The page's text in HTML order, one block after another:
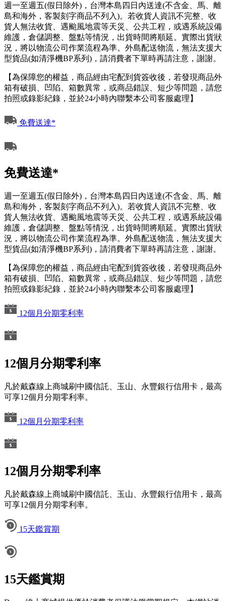
週一至週五(假日除外)，台灣本島四日內送達(不含金、馬、離
島和海外，客製刻字商品不列入)。若收貨人資訊不完整、收
貨人無法收貨、遇颱風地震等天災、公共工程，或遇系統設備
維護，倉儲調整、盤點等情況，出貨時間將順延。實際出貨狀
況，將以物流公司作業流程為準。外島配送物流，無法支援大
型貨品(如清淨機BP系列)，請消費者下單時再請注意，謝謝。
【為保障您的權益，商品經由宅配到貨簽收後，若發現商品外
箱有破損、凹陷、箱數異常，或商品錯誤、短少等問題，請您
拍照或錄影紀錄，並於24小時內聯繫本公司客服處理】
免費送達*
免費送達*
週一至週五(假日除外)，台灣本島四日內送達(不含金、馬、離
島和海外，客製刻字商品不列入)。若收貨人資訊不完整、收
貨人無法收貨、遇颱風地震等天災、公共工程，或遇系統設備
維護，倉儲調整、盤點等情況，出貨時間將順延。實際出貨狀
況，將以物流公司作業流程為準。外島配送物流，無法支援大
型貨品(如清淨機BP系列)，請消費者下單時再請注意，謝謝。
【為保障您的權益，商品經由宅配到貨簽收後，若發現商品外
箱有破損、凹陷、箱數異常，或商品錯誤、短少等問題，請您
拍照或錄影紀錄，並於24小時內聯繫本公司客服處理】
12個月分期零利率
12個月分期零利率
凡於戴森線上商城刷中國信託、玉山、永豐銀行信用卡，最高
可享12個月分期零利率。
12個月分期零利率
12個月分期零利率
凡於戴森線上商城刷中國信託、玉山、永豐銀行信用卡，最高
可享12個月分期零利率。
15天鑑賞期
15天鑑賞期